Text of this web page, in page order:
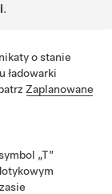
.
o stanie
ładowarki
Zaplanowane
„T”